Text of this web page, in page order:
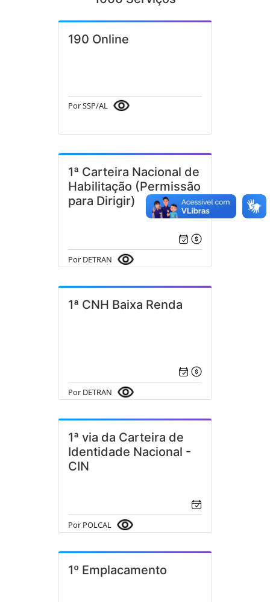
190 Online
Por SSP/AL
1ª Carteira Nacional de
Habilitação (Permissão
para Dirigir)
Por DETRAN
1ª CNH Baixa Renda
Por DETRAN
1ª via da Carteira de
Identidade Nacional -
CIN
Por POLCAL
1º Emplacamento